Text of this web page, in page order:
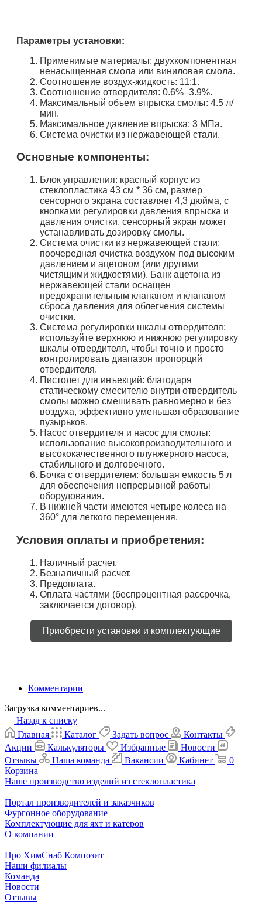
Параметры установки:
Применимые материалы: двухкомпонентная
ненасыщенная смола или виниловая смола.
Соотношение воздух-жидкость: 11:1.
Соотношение отвердителя: 0.6%–3.9%.
Максимальный объем впрыска смолы: 4.5 л/
мин.
Максимальное давление впрыска: 3 МПа.
Система очистки из нержавеющей стали.
Основные компоненты:
Блок управления: красный корпус из
стеклопластика 43 см * 36 см, размер
сенсорного экрана составляет 4,3 дюйма, с
кнопками регулировки давления впрыска и
давления очистки, сенсорный экран может
устанавливать дозировку смолы.
Система очистки из нержавеющей стали:
поочередная очистка воздухом под высоким
давлением и ацетоном (или другими
чистящими жидкостями). Банк ацетона из
нержавеющей стали оснащен
предохранительным клапаном и клапаном
сброса давления для облегчения системы
очистки.
Система регулировки шкалы отвердителя:
используйте верхнюю и нижнюю регулировку
шкалы отвердителя, чтобы точно и просто
контролировать диапазон пропорций
отвердителя.
Пистолет для инъекций: благодаря
статическому смесителю внутри отвердитель
смолы можно смешивать равномерно и без
воздуха, эффективно уменьшая образование
пузырьков.
Насос отвердителя и насос для смолы:
использование высокопроизводительного и
высококачественного плунжерного насоса,
стабильного и долговечного.
Бочка с отвердителем: большая емкость 5 л
для обеспечения непрерывной работы
оборудования.
В нижней части имеются четыре колеса на
360° для легкого перемещения.
Условия оплаты и приобретения:
Наличный расчет.
Безналичный расчет.
Предоплата.
Оплата частями (беспроцентная рассрочка,
заключается договор).
Приобрести установки и комплектующие
Комментарии
Загрузка комментариев...
Назад к списку
Главная
Каталог Задать вопрос
Контакты
Акции
Калькуляторы Избранные
Новости
Отзывы
Наша команда Вакансии Кабинет
0
Корзина
Наше производство изделий из стеклопластика
Портал производителей и заказчиков
Фургонное оборудование
Комплектующие для яхт и катеров
О компании
Про ХимСнаб Композит
Наши филиалы
Команда
Новости
Отзывы